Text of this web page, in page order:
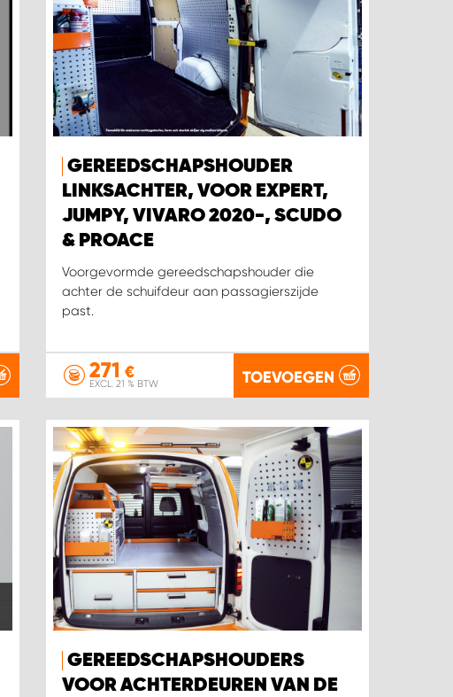
GEREEDSCHAPSHOUDER
LINKSACHTER, VOOR EXPERT,
JUMPY, VIVARO 2020-, SCUDO
& PROACE
Voorgevormde gereedschapshouder die
achter de schuifdeur aan passagierszijde
past.
271 €
EXCL. 21 % BTW TOEVOEGEN
GEREEDSCHAPSHOUDERS
VOOR ACHTERDEUREN VAN DE